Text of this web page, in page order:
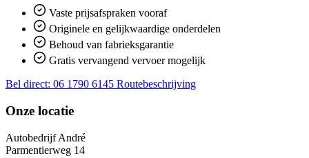
Vaste prijsafspraken vooraf
Originele en gelijkwaardige onderdelen
Behoud van fabrieksgarantie
Gratis vervangend vervoer mogelijk
Bel direct: 06 1790 6145 Routebeschrijving
Onze locatie
Autobedrijf André
Parmentierweg 14